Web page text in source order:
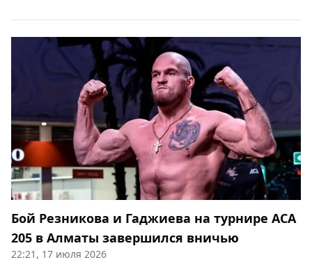
Бой Резникова и Гаджиева на турнире ACA
205 в Алматы завершился вничью
22:21, 17 июля 2026